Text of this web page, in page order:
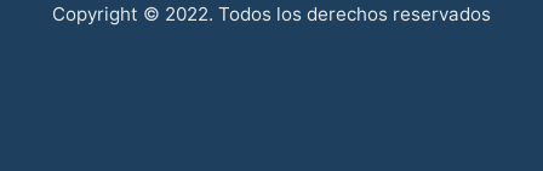
Copyright © 2022. Todos los derechos reservados